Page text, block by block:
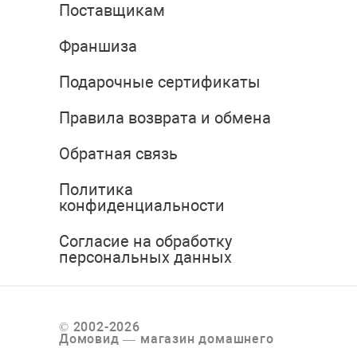
Поставщикам
Франшиза
Подарочные сертификаты
Правила возврата и обмена
Обратная связь
Политика
конфиденциальности
Согласие на обработку
персональных данных
© 2002-2026
Домовид — магазин домашнего